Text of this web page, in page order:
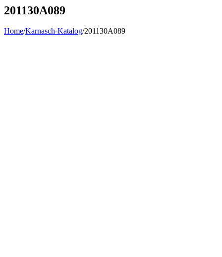
201130A089
Home/Karnasch-Katalog/201130A089